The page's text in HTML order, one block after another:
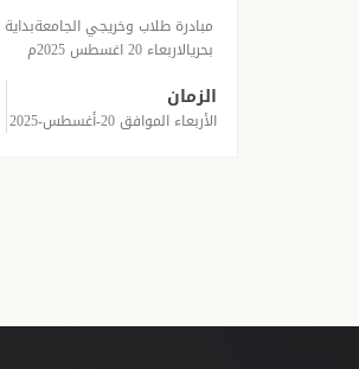
مبادرة طلاب وخريجي
بحريالاربعاء 20 اغسطس 2025م
الزمان
الأربعاء الموافق 20-أغسطس-2025